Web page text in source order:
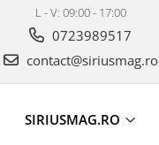
L - V: 09:00 - 17:00
0723989517
contact@siriusmag.ro
SIRIUSMAG.RO